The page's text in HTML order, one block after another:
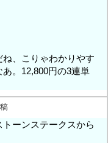
、こりゃわかりやす
。12,800円の3連単
ーンステークスから